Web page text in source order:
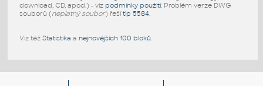
download, CD, apod.) - viz podmínky použití. Problém verze DWG
souborů (neplatný soubor) řešítip 5584.
Viz též Statistika a nejnovějších 100 bloků.